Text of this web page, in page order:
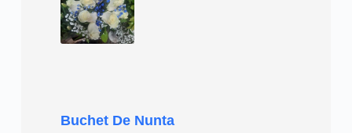
Buchet De Nunta